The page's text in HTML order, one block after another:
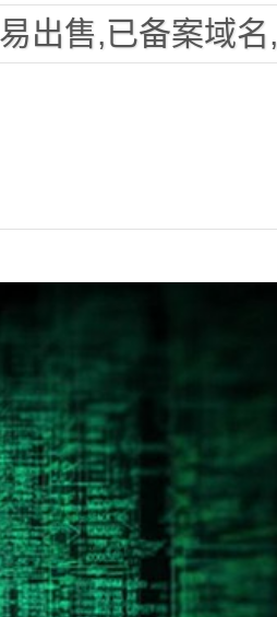
重高pr域名,百度搜狗收录域名